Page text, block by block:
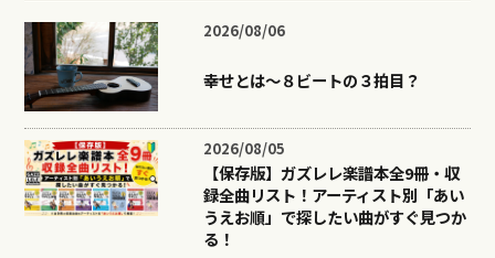
2026/08/06
幸せとは〜８ビートの３拍目？
2026/08/05
【保存版】ガズレレ楽譜本全9冊・収
録全曲リスト！アーティスト別「あい
うえお順」で探したい曲がすぐ見つか
る！